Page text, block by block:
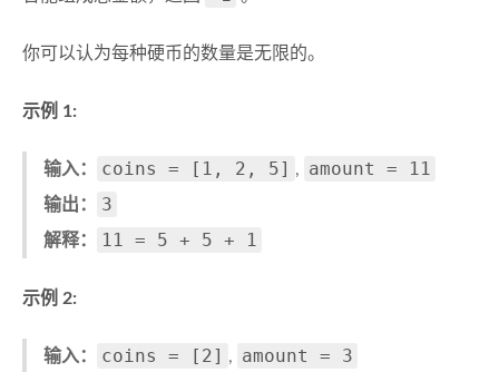
你可以认为每种硬币的数量是无限的。
示例 1:
输入： coins = [1, 2, 5] , amount = 11
输出： 3
解释： 11 = 5 + 5 + 1
示例 2:
输入： coins = [2] , amount = 3